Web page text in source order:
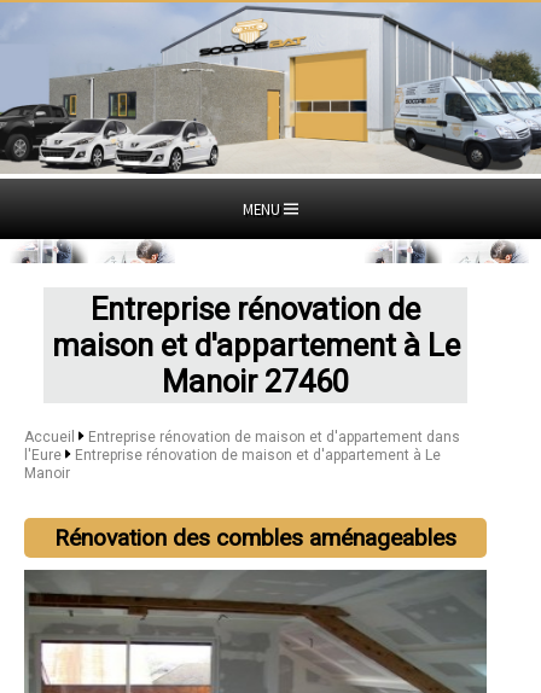
MENU
Entreprise rénovation de
maison et d'appartement à Le
Manoir 27460
Accueil
Entreprise rénovation de maison et d'appartement dans
l'Eure
Entreprise rénovation de maison et d'appartement à Le
Manoir
Rénovation des combles aménageables